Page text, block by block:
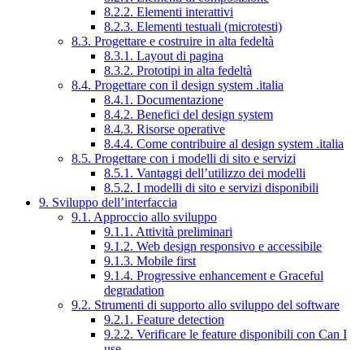
8.2.2. Elementi interattivi
8.2.3. Elementi testuali (microtesti)
8.3. Progettare e costruire in alta fedeltà
8.3.1. Layout di pagina
8.3.2. Prototipi in alta fedeltà
8.4. Progettare con il design system .italia
8.4.1. Documentazione
8.4.2. Benefici del design system
8.4.3. Risorse operative
8.4.4. Come contribuire al design system .italia
8.5. Progettare con i modelli di sito e servizi
8.5.1. Vantaggi dell’utilizzo dei modelli
8.5.2. I modelli di sito e servizi disponibili
9. Sviluppo dell’interfaccia
9.1. Approccio allo sviluppo
9.1.1. Attività preliminari
9.1.2. Web design responsivo e accessibile
9.1.3. Mobile first
9.1.4. Progressive enhancement e Graceful
degradation
9.2. Strumenti di supporto allo sviluppo del software
9.2.1. Feature detection
9.2.2. Verificare le feature disponibili con Can I